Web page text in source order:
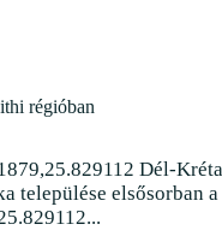
régióban
Dél-
települése elsősorban